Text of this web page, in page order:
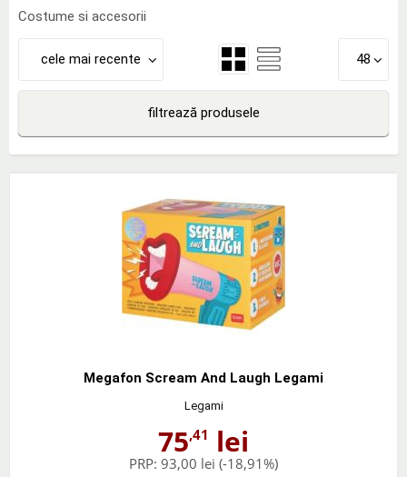
Costume si accesorii
cele mai recente 48
filtrează produsele
Megafon Scream And Laugh Legami
Legami
75,41 lei
PRP: 93,00 lei (-18,91%)